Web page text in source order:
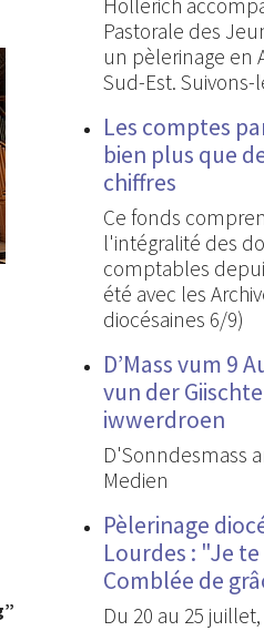
Hollerich
Pastorale des
un pèlerinage en
Sud-Est. Suivons-
Les comptes
bien plus que
chiffres
Ce fonds
l'intégralité des
comptables
été avec les
diocésaines 6/9)
D’Mass vum 9
vun der
iwwerdroen
D'Sonndesmass
Medien
Pèlerinage
Lourdes : "Je
Comblée de
Du 20 au 25